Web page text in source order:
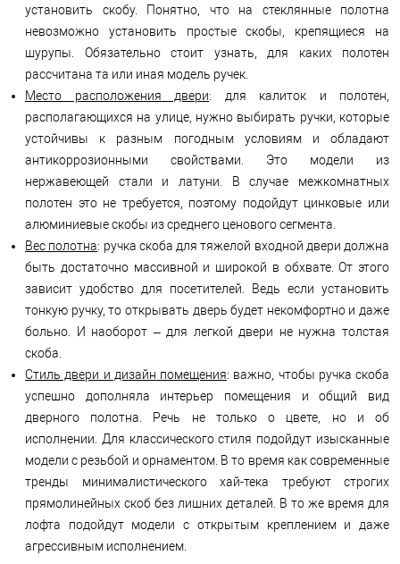
установить скобу. Понятно, что на стеклянные полотна
невозможно установить простые скобы, крепящиеся на
шурупы. Обязательно стоит узнать, для каких полотен
рассчитана та или иная модель ручек.
Место расположения двери: для калиток и полотен,
располагающихся на улице, нужно выбирать ручки, которые
устойчивы к разным погодным условиям и обладают
антикоррозионными свойствами. Это модели из
нержавеющей стали и латуни. В случае межкомнатных
полотен это не требуется, поэтому подойдут цинковые или
алюминиевые скобы из среднего ценового сегмента.
Вес полотна: ручка скоба для тяжелой входной двери должна
быть достаточно массивной и широкой в ​​обхвате. От этого
зависит удобство для посетителей. Ведь если установить
тонкую ручку, то открывать дверь будет некомфортно и даже
больно. И наоборот – для легкой двери не нужна толстая
скоба.
Стиль двери и дизайн помещения: важно, чтобы ручка скоба
успешно дополняла интерьер помещения и общий вид
дверного полотна. Речь не только о цвете, но и об
исполнении. Для классического стиля подойдут изысканные
модели с резьбой и орнаментом. В то время как современные
тренды минималистического хай-тека требуют строгих
прямолинейных скоб без лишних деталей. В то же время для
лофта подойдут модели с открытым креплением и даже
агрессивным исполнением.